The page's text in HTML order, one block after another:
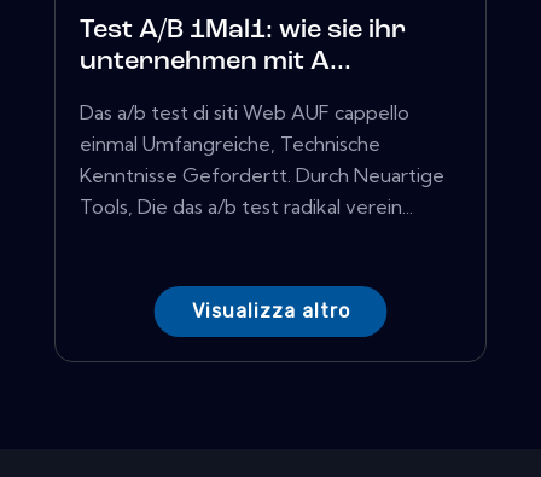
Test A/B 1Mal1: wie sie ihr
unternehmen mit A...
Das a/b test di siti Web AUF cappello
einmal Umfangreiche, Technische
Kenntnisse Gefordertt. Durch Neuartige
Tools, Die das a/b test radikal verein...
Visualizza altro